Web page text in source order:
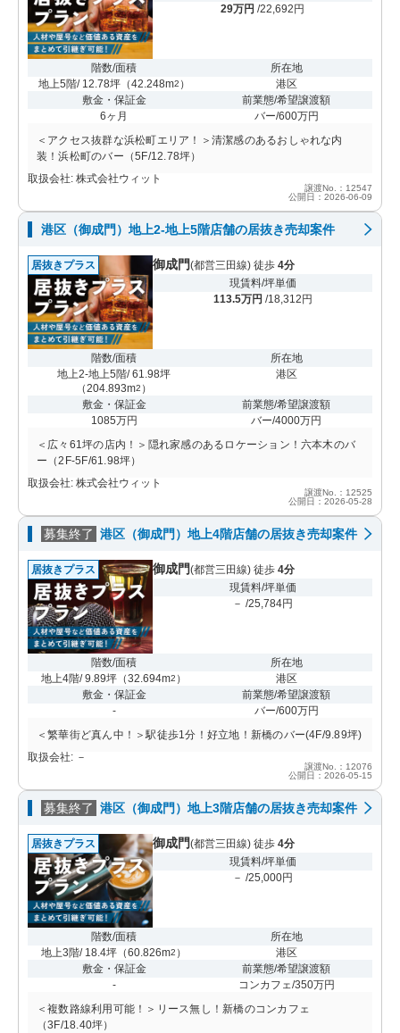
29万円 /22,692円
階数/面積
地上5階/ 12.78坪（42.248m2 ）
所在地
港区
敷金・保証金
6ヶ月
前業態/希望譲渡額
バー/600万円
＜アクセス抜群な浜松町エリア！＞清潔感のあるおしゃれな内
装！浜松町のバー（5F/12.78坪）
取扱会社: 株式会社ウィット
譲渡No.：12547
公開日：2026-06-09
港区（御成門）地上2-地上5階店舗の居抜き売却案件
居抜きプラス 御成門(都営三田線) 徒歩 4分
現賃料/坪単価
113.5万円 /18,312円
階数/面積
地上2-地上5階/ 61.98坪
（204.893m2 ）
所在地
港区
敷金・保証金
1085万円
前業態/希望譲渡額
バー/4000万円
＜広々61坪の店内！＞隠れ家感のあるロケーション！六本木のバ
ー（2F-5F/61.98坪）
取扱会社: 株式会社ウィット
譲渡No.：12525
公開日：2026-05-28
募集終了 港区（御成門）地上4階店舗の居抜き売却案件
居抜きプラス 御成門(都営三田線) 徒歩 4分
現賃料/坪単価
－ /25,784円
階数/面積
地上4階/ 9.89坪 （32.694m2 ）
所在地
港区
敷金・保証金
-
前業態/希望譲渡額
バー/600万円
＜繁華街ど真ん中！＞駅徒歩1分！好立地！新橋のバー(4F/9.89坪)
取扱会社: －
譲渡No.：12076
公開日：2026-05-15
募集終了 港区（御成門）地上3階店舗の居抜き売却案件
居抜きプラス 御成門(都営三田線) 徒歩 4分
現賃料/坪単価
－ /25,000円
階数/面積
地上3階/ 18.4坪 （60.826m2 ）
所在地
港区
敷金・保証金
-
前業態/希望譲渡額
コンカフェ/350万円
＜複数路線利用可能！＞リース無し！新橋のコンカフェ
（3F/18.40坪）